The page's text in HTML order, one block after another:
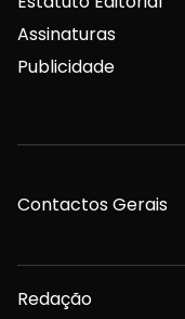
Assinaturas
Publicidade
Contactos Gerais
Redação